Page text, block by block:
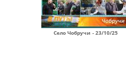
Село Чобручи - 23/10/25